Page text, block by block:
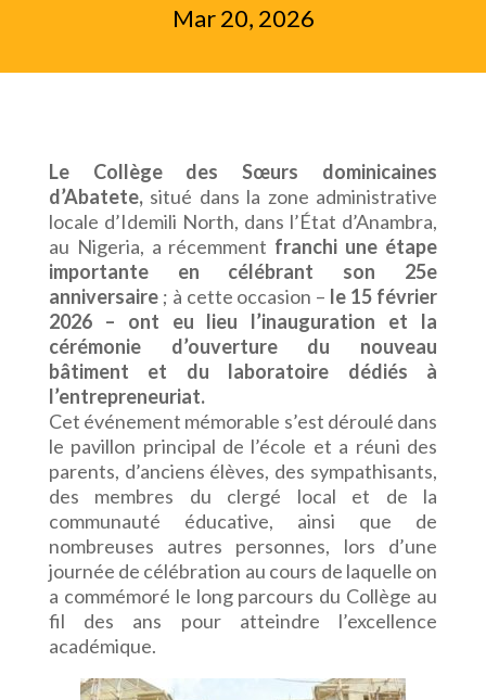
Mar 20, 2026
Le Collège des Sœurs dominicaines
d’Abatete,situé dans la zone administrative
locale d’Idemili North, dans l’État d’Anambra,
au Nigeria, a récemment franchi une étape
importante en célébrant son 25e
anniversaire; à cette occasion – le 15 février
2026 – ont eu lieu l’inauguration et la
cérémonie d’ouverture du nouveau
bâtiment et du laboratoire dédiés à
l’entrepreneuriat.
Cet événement mémorable s’est déroulé dans
le pavillon principal de l’école et a réuni des
parents, d’anciens élèves, des sympathisants,
des membres du clergé local et de la
communauté éducative, ainsi que de
nombreuses autres personnes, lors d’une
journée de célébration au cours de laquelle on
a commémoré le long parcours du Collège au
fil des ans pour atteindre l’excellence
académique.